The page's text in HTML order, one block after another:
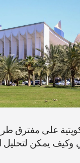
والتعليم
على مفترق
وكيف يمكن لتحليل